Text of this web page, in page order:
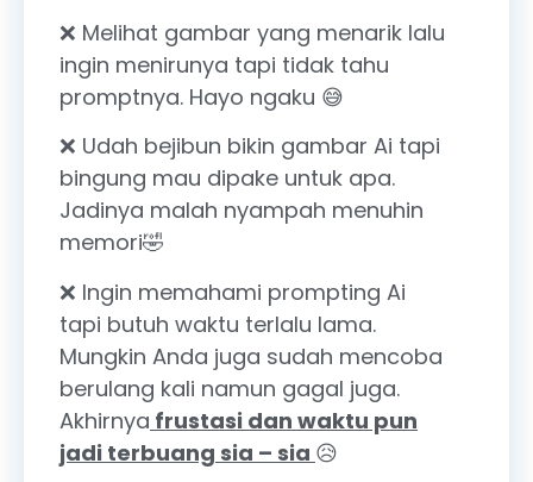
❌ Melihat gambar yang menarik lalu
ingin menirunya tapi tidak tahu
promptnya. Hayo ngaku 😅
❌ Udah bejibun bikin gambar Ai tapi
bingung mau dipake untuk apa.
Jadinya malah nyampah menuhin
memori🤣
❌ Ingin memahami prompting Ai
tapi butuh waktu terlalu lama.
Mungkin Anda juga sudah mencoba
berulang kali namun gagal juga.
Akhirnya frustasi dan waktu pun
jadi terbuang sia – sia 😥